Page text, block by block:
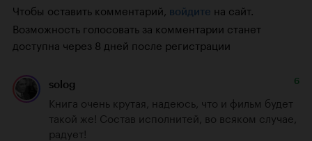
Чтобы оставить комментарий, войдите на сайт.
Возможность голосовать за комментарии станет
доступна через 8 дней после регистрации
solog 6
Книга очень крутая, надеюсь, что и фильм будет
такой же! Состав исполнитей, во всяком случае,
радует!